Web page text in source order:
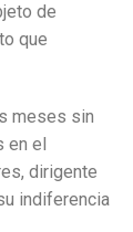
de
que
meses sin
en el
dirigente
indiferencia